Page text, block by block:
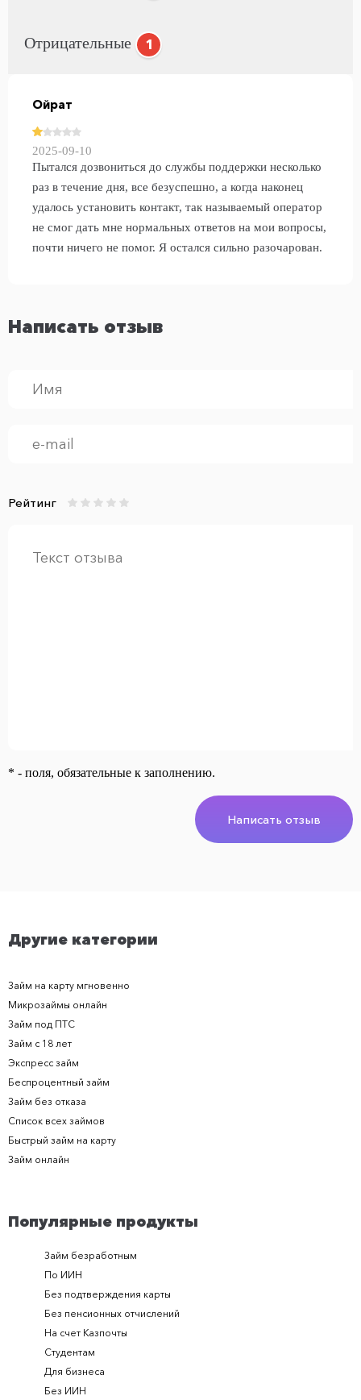
Отрицательные 1
Ойрат
2025-09-10
Пытался дозвониться до службы поддержки несколько
раз в течение дня, все безуспешно, а когда наконец
удалось установить контакт, так называемый оператор
не смог дать мне нормальных ответов на мои вопросы,
почти ничего не помог. Я остался сильно разочарован.
Написать отзыв
Рейтинг
* - поля, обязательные к заполнению.
Написать отзыв
Другие категории
Займ на карту мгновенно
Микрозаймы онлайн
Займ под ПТС
Займ с 18 лет
Экспресс займ
Беспроцентный займ
Займ без отказа
Список всех займов
Быстрый займ на карту
Займ онлайн
Популярные продукты
Займ безработным
По ИИН
Без подтверждения карты
Без пенсионных отчислений
На счет Казпочты
Студентам
Для бизнеса
Без ИИН